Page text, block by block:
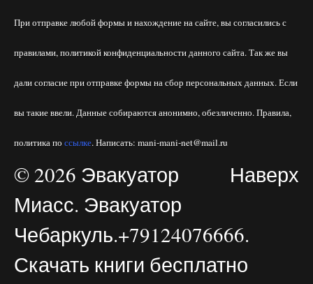
При отправке любой формы и нахождение на сайте, вы согласились с
правилами, политикой конфиденциальности данного сайта. Так же вы
дали согласие при отправке формы на сбор персональных данных. Если
вы такие ввели. Данные собираются анонимно, обезличенно. Правила,
политика по ссылке. Написать: mani-mani-net@mail.ru
Наверх
© 2026 Эвакуатор
Миасс. Эвакуатор
Чебаркуль.+79124076666.
Скачать книги бесплатно